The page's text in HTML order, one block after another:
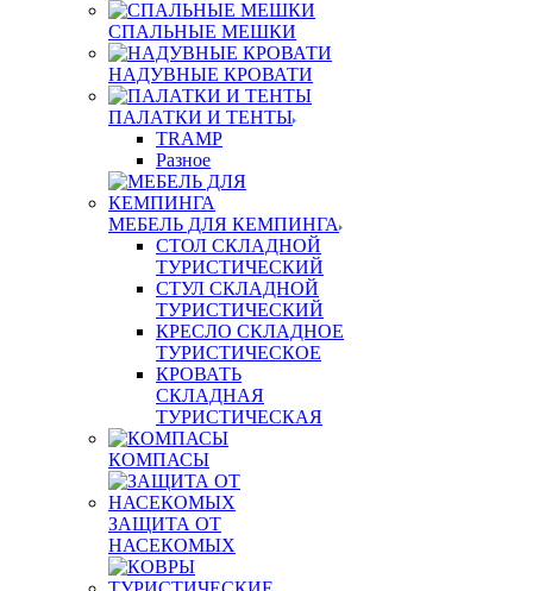
СПАЛЬНЫЕ МЕШКИ
НАДУВНЫЕ КРОВАТИ
ПАЛАТКИ И ТЕНТЫ
TRAMP
Разное
МЕБЕЛЬ ДЛЯ КЕМПИНГА
СТОЛ СКЛАДНОЙ
ТУРИСТИЧЕСКИЙ
СТУЛ СКЛАДНОЙ
ТУРИСТИЧЕСКИЙ
КРЕСЛО СКЛАДНОЕ
ТУРИСТИЧЕСКОЕ
КРОВАТЬ
СКЛАДНАЯ
ТУРИСТИЧЕСКАЯ
КОМПАСЫ
ЗАЩИТА ОТ
НАСЕКОМЫХ